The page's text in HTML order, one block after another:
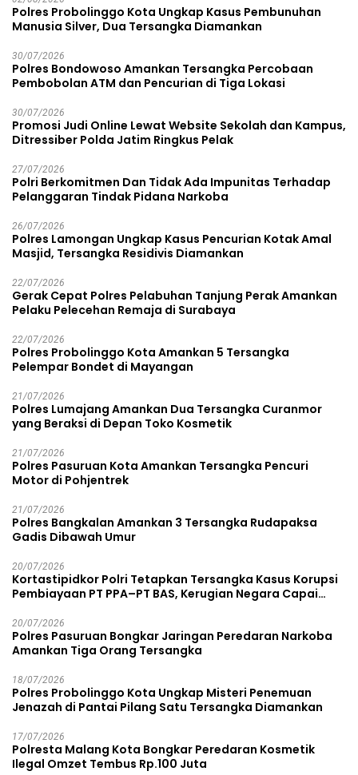
Polres Probolinggo Kota Ungkap Kasus Pembunuhan
Manusia Silver, Dua Tersangka Diamankan
30/07/2026
Polres Bondowoso Amankan Tersangka Percobaan
Pembobolan ATM dan Pencurian di Tiga Lokasi
30/07/2026
Promosi Judi Online Lewat Website Sekolah dan Kampus,
Ditressiber Polda Jatim Ringkus Pelak
27/07/2026
Polri Berkomitmen Dan Tidak Ada Impunitas Terhadap
Pelanggaran Tindak Pidana Narkoba
26/07/2026
Polres Lamongan Ungkap Kasus Pencurian Kotak Amal
Masjid, Tersangka Residivis Diamankan
22/07/2026
Gerak Cepat Polres Pelabuhan Tanjung Perak Amankan
Pelaku Pelecehan Remaja di Surabaya
22/07/2026
Polres Probolinggo Kota Amankan 5 Tersangka
Pelempar Bondet di Mayangan
21/07/2026
Polres Lumajang Amankan Dua Tersangka Curanmor
yang Beraksi di Depan Toko Kosmetik
21/07/2026
Polres Pasuruan Kota Amankan Tersangka Pencuri
Motor di Pohjentrek
21/07/2026
Polres Bangkalan Amankan 3 Tersangka Rudapaksa
Gadis Dibawah Umur
20/07/2026
Kortastipidkor Polri Tetapkan Tersangka Kasus Korupsi
Pembiayaan PT PPA–PT BAS, Kerugian Negara Capai
20/07/2026
Polres Pasuruan Bongkar Jaringan Peredaran Narkoba
Amankan Tiga Orang Tersangka
18/07/2026
Polres Probolinggo Kota Ungkap Misteri Penemuan
Jenazah di Pantai Pilang Satu Tersangka Diamankan
17/07/2026
Polresta Malang Kota Bongkar Peredaran Kosmetik
Ilegal Omzet Tembus Rp.100 Juta